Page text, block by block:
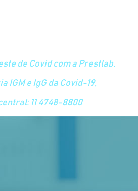
de Covid com a Prestlab.
IGM e IgG da Covid-19,
11 4748-8800